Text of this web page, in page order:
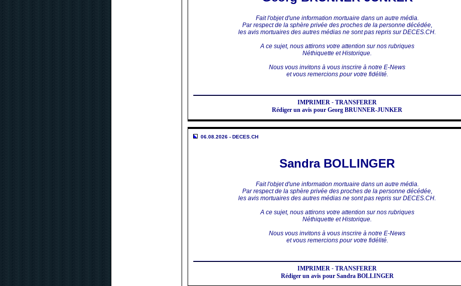
Fait l'objet d'une information mortuaire dans un autre média.
Par respect de la sphère privée des proches de la personne décédée,
les avis mortuaires des autres médias ne sont pas repris sur DECES.CH.
A ce sujet, nous attirons votre attention sur nos rubriques
Néthiquette et Historique.
Nous vous invitons à vous inscrire à notre E-News
et vous remercions pour votre fidélité.
IMPRIMER - TRANSFERER
Rédiger un avis pour Georg BRUNNER-JUNKER
06.08.2026 - DECES.CH
Sandra BOLLINGER
Fait l'objet d'une information mortuaire dans un autre média.
Par respect de la sphère privée des proches de la personne décédée,
les avis mortuaires des autres médias ne sont pas repris sur DECES.CH.
A ce sujet, nous attirons votre attention sur nos rubriques
Néthiquette et Historique.
Nous vous invitons à vous inscrire à notre E-News
et vous remercions pour votre fidélité.
IMPRIMER - TRANSFERER
Rédiger un avis pour Sandra BOLLINGER